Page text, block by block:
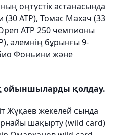
оңтүстік астанасында
(30 АТР), Томас Махач (33
АТР 250 чемпионы
әлемнің бұрынғы 9-
Фоньини және
ойыншыларды қолдау.
Жұқаев жекелей сында
шақырту (wild card)